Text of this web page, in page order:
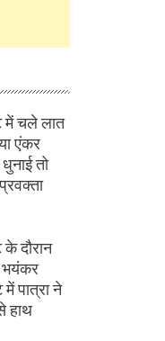
में चले लात
एंकर
तो
के दौरान
भयंकर
पात्रा ने
हाथ